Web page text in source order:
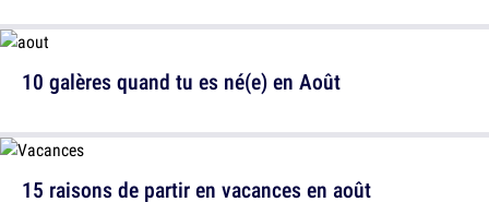
10 galères quand tu es né(e) en Août
15 raisons de partir en vacances en août